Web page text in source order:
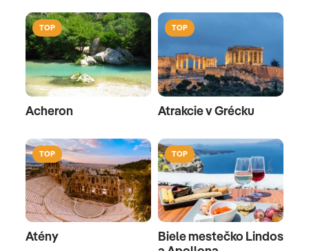
TOP
Acheron
TOP
Atrakcie v Grécku
TOP
Atény
TOP
Biele mestečko Lindos